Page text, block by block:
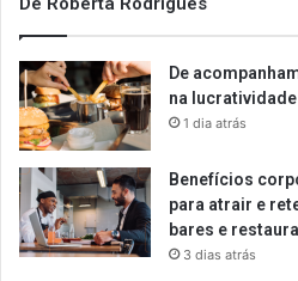
De
na lucratividade
1 dia atrás
Benefícios
para atrair e
bares e
3 dias atrás